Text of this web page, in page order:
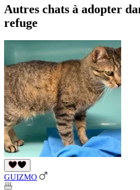
Autres chats à adopter
refuge
GUIZMO